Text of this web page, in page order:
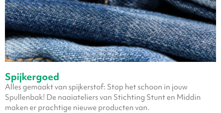
Spijkergoed
Alles gemaakt van spijkerstof: Stop het schoon in jouw
Spullenbak! De naaiateliers van Stichting Stunt en Middin
maken er prachtige nieuwe producten van.